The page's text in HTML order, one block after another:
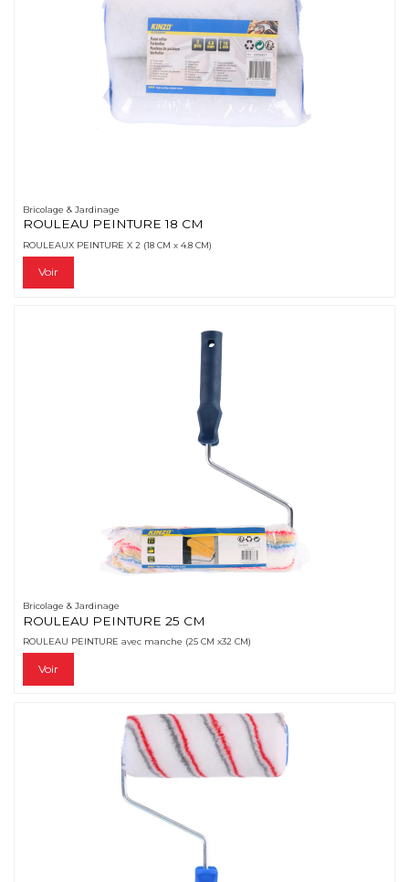
Bricolage & Jardinage
ROULEAU PEINTURE 18 CM
ROULEAUX PEINTURE X 2 (18 CM x 4.8 CM)
Voir
Bricolage & Jardinage
ROULEAU PEINTURE 25 CM
ROULEAU PEINTURE avec manche (25 CM x32 CM)
Voir